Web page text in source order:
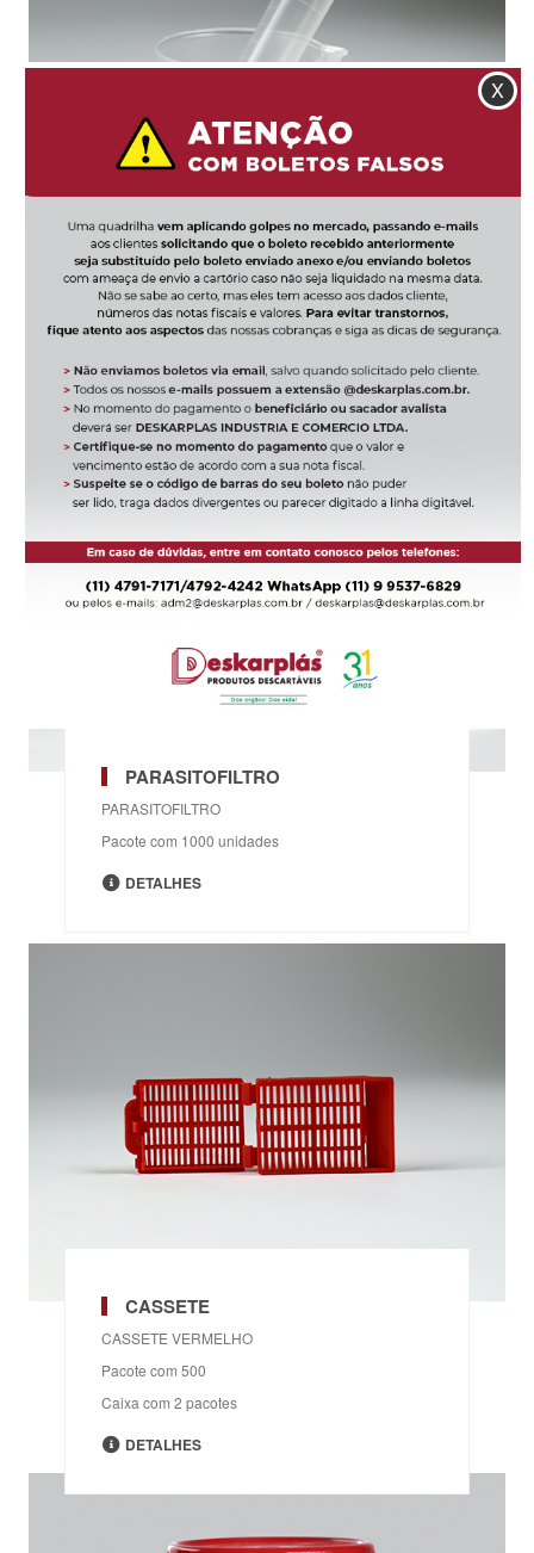
KIT DE COLETA DE URINA
KIT URINA 12ML PP TAMPA VERMELHA ESTERIL
DETALHES
PARASITOFILTRO
PARASITOFILTRO
Pacote com 1000 unidades
DETALHES
CASSETE
CASSETE VERMELHO
Pacote com 500
Caixa com 2 pacotes
DETALHES
X